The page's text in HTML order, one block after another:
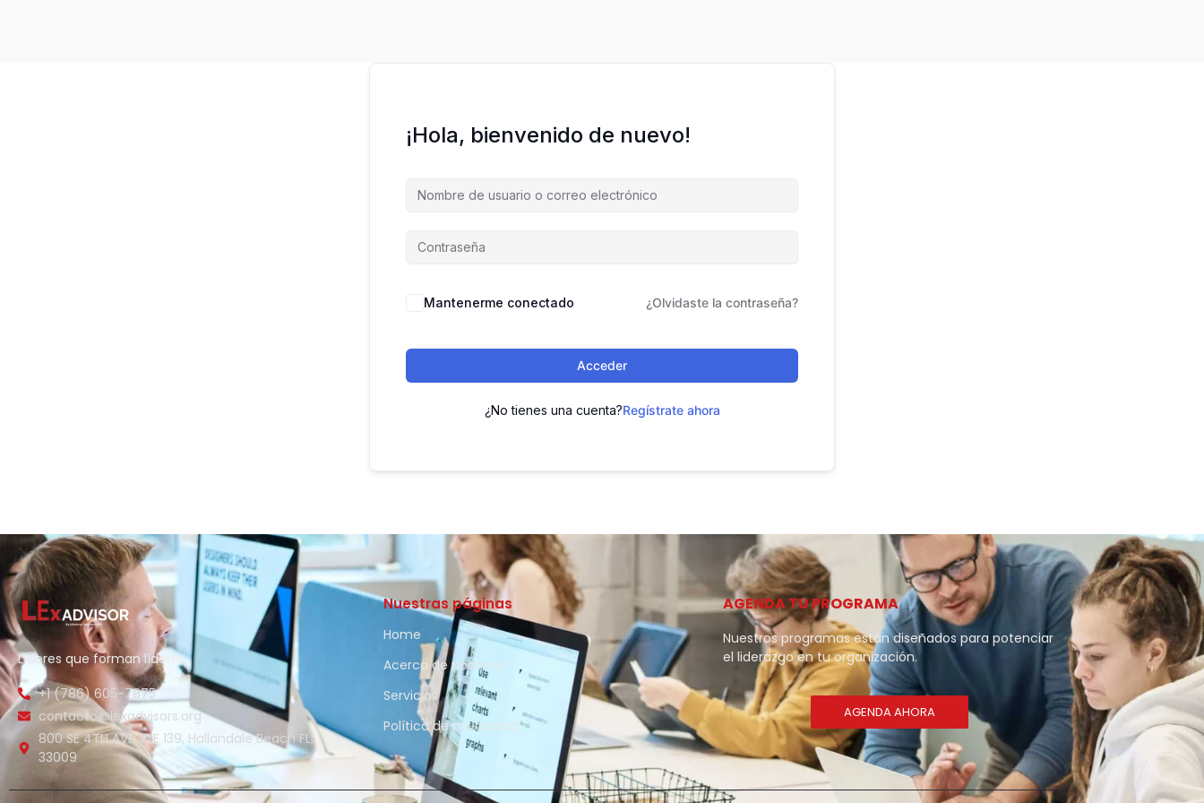
¡Hola, bienvenido de nuevo!
Mantenerme conectado ¿Olvidaste la contraseña?
Acceder
¿No tienes una cuenta?Regístrate ahora
Líderes que forman líderes
+1 (786) 605-7875
contacto@lexadvisors.org
800 SE 4TH AVE STE 139, Hallandale Beach FL,
33009
Nuestras páginas
Home
Acerca de nosotros
Servicios
Política de privacidad
AGENDA TU PROGRAMA
Nuestros programas están diseñados para potenciar
el liderazgo en tu organización.
AGENDA AHORA